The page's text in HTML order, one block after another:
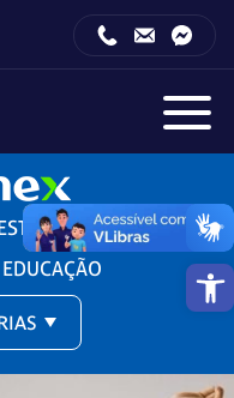
Barra
E DIREITO
EDUCAÇÃO